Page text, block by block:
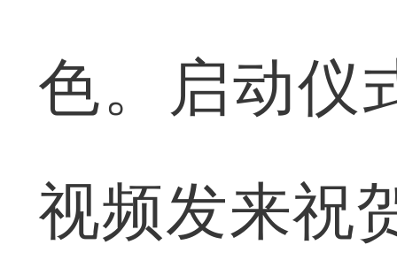
色。启动仪
视频发来祝